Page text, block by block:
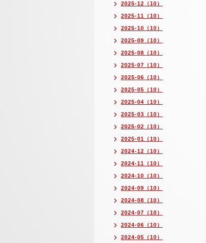
2025-12（10）
2025-11（10）
2025-10（10）
2025-09（10）
2025-08（10）
2025-07（10）
2025-06（10）
2025-05（10）
2025-04（10）
2025-03（10）
2025-02（10）
2025-01（10）
2024-12（10）
2024-11（10）
2024-10（10）
2024-09（10）
2024-08（10）
2024-07（10）
2024-06（10）
2024-05（10）